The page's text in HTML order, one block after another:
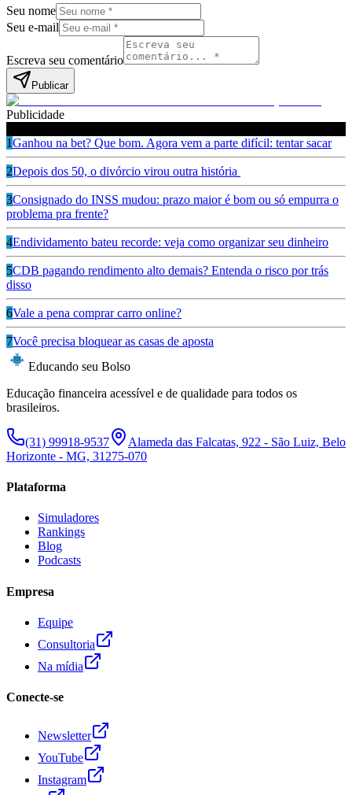
Seu nome
Seu e-mail
Escreva seu comentário
Publicar
Publicidade
1Ganhou na bet? Que bom. Agora vem a parte difícil: tentar sacar
2Depois dos 50, o divórcio virou outra história
3Consignado do INSS mudou: prazo maior é bom ou só empurra o
problema pra frente?
4Endividamento bateu recorde: veja como organizar seu dinheiro
5CDB pagando rendimento alto demais? Entenda o risco por trás
disso
6Vale a pena comprar carro online?
7Você precisa bloquear as casas de aposta
Educando seu Bolso
Educação financeira acessível e de qualidade para todos os
brasileiros.
(31) 99918-9537
Alameda das Falcatas, 922 - São Luiz, Belo
Horizonte - MG, 31275-070
Plataforma
Simuladores
Rankings
Blog
Podcasts
Empresa
Equipe
Consultoria
Na mídia
Conecte-se
Newsletter
YouTube
Instagram